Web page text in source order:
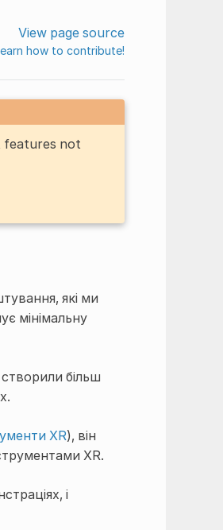
View page source
how to contribute!
features not
які ми
мінімальну
більш
XR), він
XR.
і